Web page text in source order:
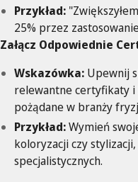
Przykład:
25% przez
Załącz Odpowiednie
Wskazówka: Upewnij
relewantne certyfikaty i
pożądane w branży
Przykład:Wymień
koloryzacji czy
specjalistycznych.